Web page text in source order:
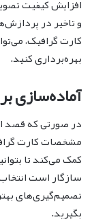
افزایش کیفیت
و تاخیر در
کارت گرافیک،
بهره‌برداری کنید.
آماده‌سازی
در صورتی که قصد
مشخصات کارت
کمک می‌کند تا
سازگار است
تصمیم‌گیری‌های
بگیرید.